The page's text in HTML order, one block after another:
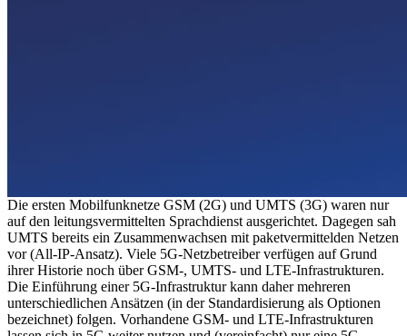
Die ersten Mobilfunknetze GSM (2G) und UMTS (3G) waren nur
auf den leitungsvermittelten Sprachdienst ausgerichtet. Dagegen sah
UMTS bereits ein Zusammenwachsen mit paketvermittelden Netzen
vor (All-IP-Ansatz). Viele 5G-Netzbetreiber verfügen auf Grund
ihrer Historie noch über GSM-, UMTS- und LTE-Infrastrukturen.
Die Einführung einer 5G-Infrastruktur kann daher mehreren
unterschiedlichen Ansätzen (in der Standardisierung als Optionen
bezeichnet) folgen. Vorhandene GSM- und LTE-Infrastrukturen